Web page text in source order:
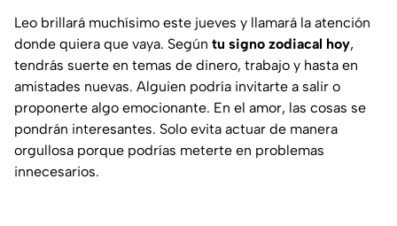
Leo brillará muchísimo este jueves y llamará la atención
donde quiera que vaya. Según tu signo zodiacal hoy,
tendrás suerte en temas de dinero, trabajo y hasta en
amistades nuevas. Alguien podría invitarte a salir o
proponerte algo emocionante. En el amor, las cosas se
pondrán interesantes. Solo evita actuar de manera
orgullosa porque podrías meterte en problemas
innecesarios.